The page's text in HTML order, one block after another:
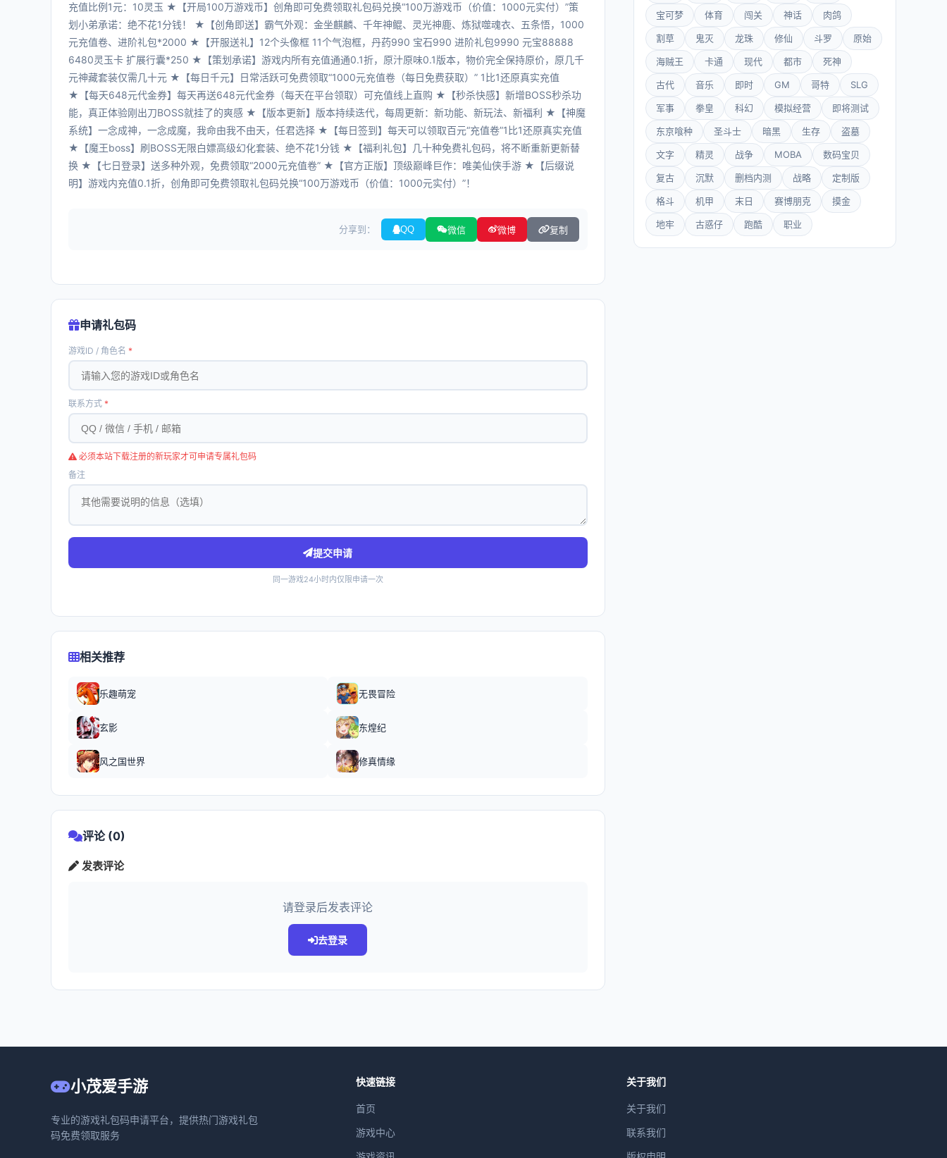
充值比例1元：10灵玉 ★【开局100万游戏币】创角即可免费领取礼包码兑换“100万游戏币（价值：1000元实付）”策
划小弟承诺：绝不花1分钱！ ★【创角即送】霸气外观：金坐麒麟、千年神鲲、灵光神鹿、炼狱噬魂衣、五条悟，1000
元充值卷、进阶礼包*2000 ★【开服送礼】12个头像框 11个气泡框，丹药990 宝石990 进阶礼包9990 元宝88888
6480灵玉卡 扩展行囊*250 ★【策划承诺】游戏内所有充值通通0.1折，原汁原味0.1版本，物价完全保持原价，原几千
元神藏套装仅需几十元 ★【每日千元】日常活跃可免费领取“1000元充值卷（每日免费获取）” 1比1还原真实充值
★【每天648元代金券】每天再送648元代金券（每天在平台领取）可充值线上直购 ★【秒杀快感】新增BOSS秒杀功
能，真正体验刚出刀BOSS就挂了的爽感 ★【版本更新】版本持续迭代，每周更新：新功能、新玩法、新福利 ★【神魔
系统】一念成神，一念成魔，我命由我不由天，任君选择 ★【每日签到】每天可以领取百元“充值卷”1比1还原真实充值
★【魔王boss】刷BOSS无限白嫖高级幻化套装、绝不花1分钱 ★【福利礼包】几十种免费礼包码，将不断重新更新替
换 ★【七日登录】送多种外观，免费领取“2000元充值卷” ★【官方正版】顶级巅峰巨作：唯美仙侠手游 ★【后缀说
明】游戏内充值0.1折，创角即可免费领取礼包码兑换“100万游戏币（价值：1000元实付）”！
分享到： QQ 微信 微博 复制
申请礼包码
游戏ID / 角色名 *
联系方式 *
必须本站下载注册的新玩家才可申请专属礼包码
备注
提交申请
同一游戏24小时内仅限申请一次
相关推荐
乐趣萌宠 无畏冒险
玄影 东煌纪
风之国世界 修真情缘
评论 (0)
发表评论
请登录后发表评论
去登录
宝可梦 体育 闯关 神话 肉鸽
割草 鬼灭 龙珠 修仙 斗罗 原始
海贼王 卡通 现代 都市 死神
古代 音乐 即时 GM 哥特 SLG
军事 拳皇 科幻 模拟经营 即将测试
东京喰种 圣斗士 暗黑 生存 盗墓
文字 精灵 战争 MOBA 数码宝贝
复古 沉默 删档内测 战略 定制版
格斗 机甲 末日 赛博朋克 摸金
地牢 古惑仔 跑酷 职业
小茂爱手游
专业的游戏礼包码申请平台，提供热门游戏礼包
码免费领取服务
快速链接
首页
游戏中心
关于我们
关于我们
联系我们